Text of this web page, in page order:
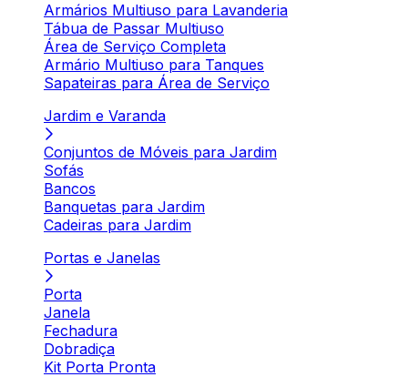
Armários Multiuso para Lavanderia
Tábua de Passar Multiuso
Área de Serviço Completa
Armário Multiuso para Tanques
Sapateiras para Área de Serviço
Jardim e Varanda
Conjuntos de Móveis para Jardim
Sofás
Bancos
Banquetas para Jardim
Cadeiras para Jardim
Portas e Janelas
Porta
Janela
Fechadura
Dobradiça
Kit Porta Pronta